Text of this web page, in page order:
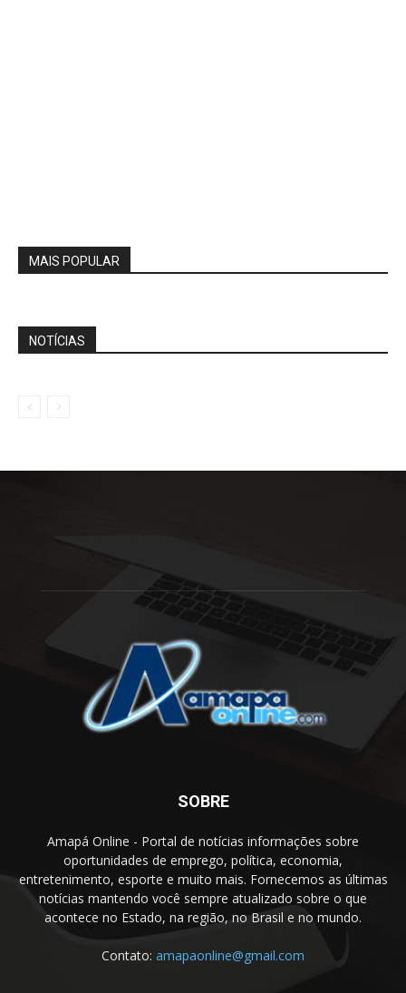
MAIS POPULAR
NOTÍCIAS
SOBRE
Amapá Online - Portal de notícias informações sobre
oportunidades de emprego, política, economia,
entretenimento, esporte e muito mais. Fornecemos as últimas
notícias mantendo você sempre atualizado sobre o que
acontece no Estado, na região, no Brasil e no mundo.
Contato: amapaonline@gmail.com